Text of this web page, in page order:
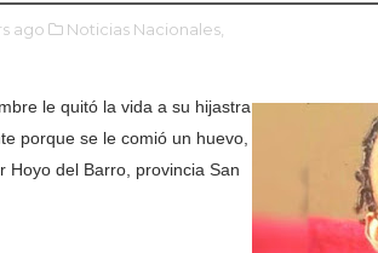
ago Noticias Nacionales,
le quitó la vida a su hijastra
porque se le comió un huevo,
Hoyo del Barro, provincia San